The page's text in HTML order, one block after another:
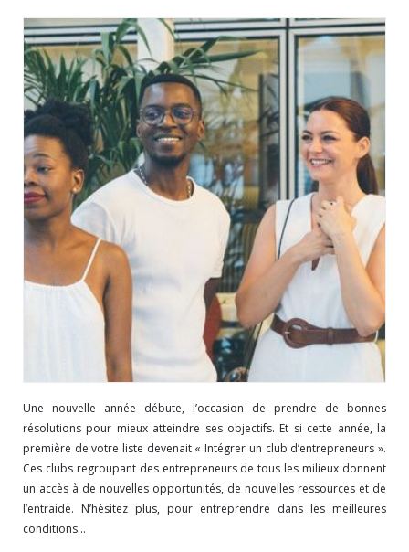
Une nouvelle année débute, l’occasion de prendre de bonnes
résolutions pour mieux atteindre ses objectifs. Et si cette année, la
première de votre liste devenait « Intégrer un club d’entrepreneurs ».
Ces clubs regroupant des entrepreneurs de tous les milieux donnent
un accès à de nouvelles opportunités, de nouvelles ressources et de
l’entraide. N’hésitez plus, pour entreprendre dans les meilleures
conditions...